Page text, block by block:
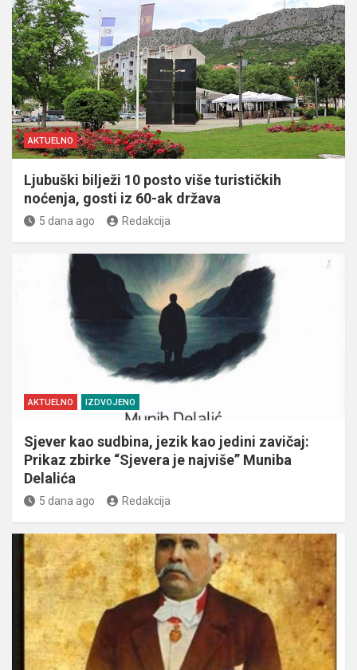
AKTUELNO
Ljubuški bilježi 10 posto više turističkih
noćenja, gosti iz 60-ak država
5 dana ago Redakcija
AKTUELNO IZDVOJENO
Sjever kao sudbina, jezik kao jedini zavičaj:
Prikaz zbirke “Sjevera je najviše” Muniba
Delalića
5 dana ago Redakcija